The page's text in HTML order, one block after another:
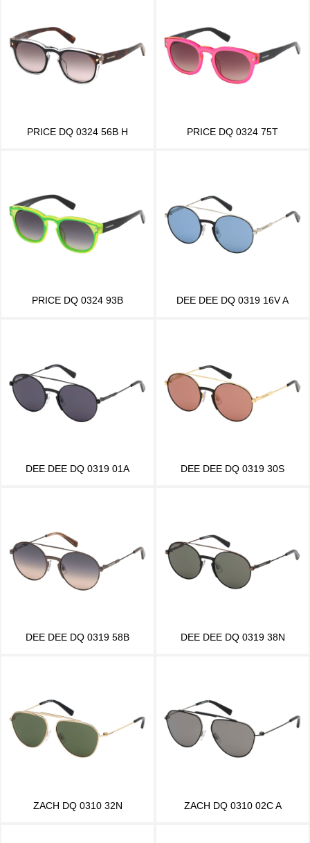
PRICE DQ 0324 56B H PRICE DQ 0324 75T
PRICE DQ 0324 93B DEE DEE DQ 0319 16V A
DEE DEE DQ 0319 01A DEE DEE DQ 0319 30S
DEE DEE DQ 0319 58B DEE DEE DQ 0319 38N
ZACH DQ 0310 32N ZACH DQ 0310 02C A